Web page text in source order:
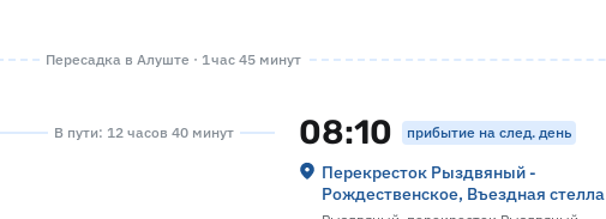
Пересадка в Алуште · 1 час 45 минут
В пути: 12 часов 40 минут 08:10 прибытие на след. день
Перекресток Рыздвяный -
Рождественское, Въездная стелла